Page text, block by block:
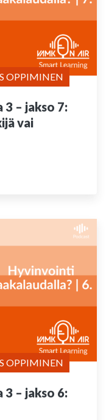
OPPIMINEN
– jakso 7:
vai
OPPIMINEN
– jakso 6: